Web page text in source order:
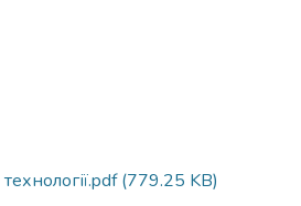
(779.25 KB)